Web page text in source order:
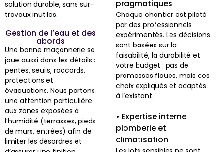
solution durable, sans sur-
travaux inutiles.
Gestion de l’eau et des
abords
Une bonne maçonnerie se
joue aussi dans les détails :
pentes, seuils, raccords,
protections et
évacuations. Nous portons
une attention particulière
aux zones exposées à
l’humidité (terrasses, pieds
de murs, entrées) afin de
limiter les désordres et
pragmatiques
Chaque chantier est piloté
par des professionnels
expérimentés. Les décisions
sont basées sur la
faisabilité, la durabilité et
votre budget : pas de
promesses floues, mais des
choix expliqués et adaptés
à l’existant.
• Expertise interne
plomberie et
climatisation